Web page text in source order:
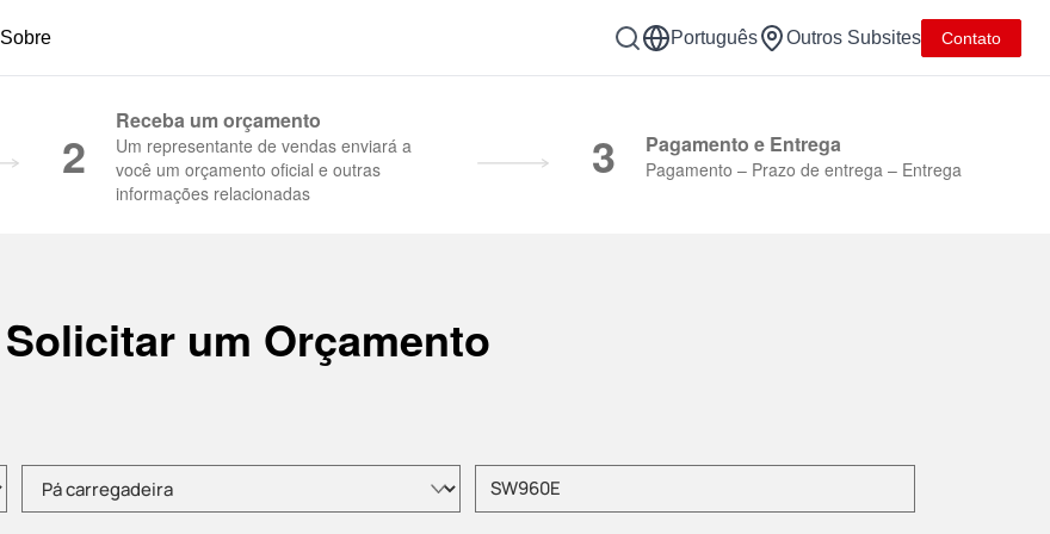
Sobre Português Outros Subsites Contato
2
Receba um orçamento
Um representante de vendas enviará a
você um orçamento oficial e outras
informações relacionadas
3 Pagamento e Entrega
Pagamento – Prazo de entrega – Entrega
Solicitar um Orçamento